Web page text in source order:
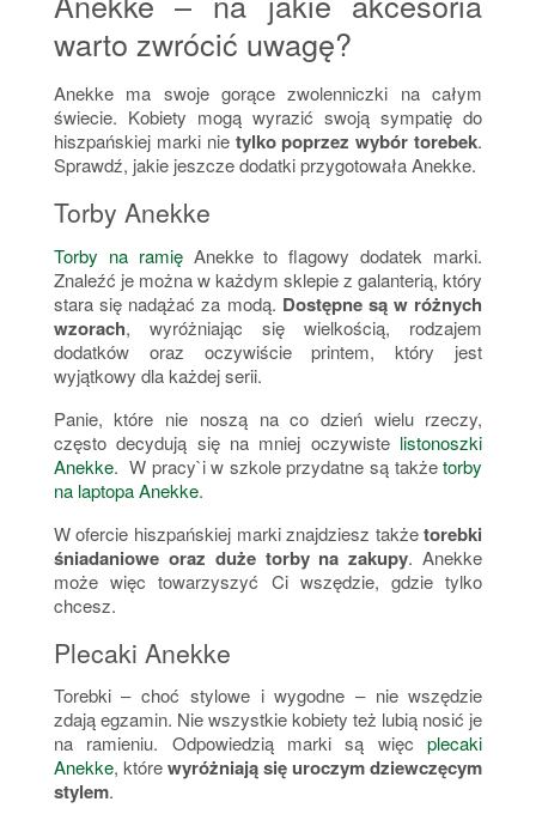
warto zwrócić uwagę?
Anekke ma swoje gorące zwolenniczki na całym
świecie. Kobiety mogą wyrazić swoją sympatię do
hiszpańskiej marki nietylko poprzez wybór torebek.
Sprawdź, jakie jeszcze dodatki przygotowała Anekke.
Torby Anekke
Torby na ramięAnekke to flagowy dodatek marki.
Znaleźć je można w każdym sklepie z galanterią, który
stara się nadążać za modą. Dostępne są w różnych
wzorach, wyróżniając się wielkością, rodzajem
dodatków oraz oczywiście printem, który jest
wyjątkowy dla każdej serii.
Panie, które nie noszą na co dzień wielu rzeczy,
często decydują się na mniej oczywiste listonoszki
Anekke. W pracy`i w szkole przydatne są takżetorby
na laptopa Anekke.
W ofercie hiszpańskiej marki znajdziesz takżetorebki
śniadaniowe oraz duże torby na zakupy. Anekke
może więc towarzyszyć Ci wszędzie, gdzie tylko
chcesz.
Plecaki Anekke
Torebki – choć stylowe i wygodne – nie wszędzie
zdają egzamin. Nie wszystkie kobiety też lubią nosić je
na ramieniu. Odpowiedzią marki są więcplecaki
Anekke, którewyróżniają się uroczym dziewczęcym
stylem.